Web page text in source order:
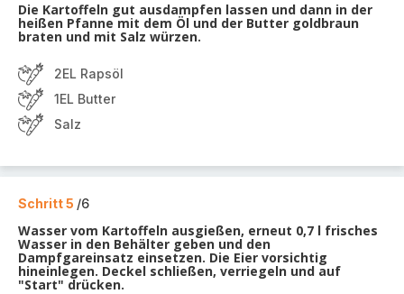
Die Kartoffeln gut ausdampfen lassen und dann in der
heißen Pfanne mit dem Öl und der Butter goldbraun
braten und mit Salz würzen.
2EL Rapsöl
1EL Butter
Salz
Schritt 5 /6
Wasser vom Kartoffeln ausgießen, erneut 0,7 l frisches
Wasser in den Behälter geben und den
Dampfgareinsatz einsetzen. Die Eier vorsichtig
hineinlegen. Deckel schließen, verriegeln und auf
"Start" drücken.